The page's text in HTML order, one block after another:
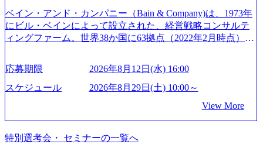
きます。 ※本求人はレバテック株式会社の雇用となりま
す。 ※案件によっては客先に出向いての作業も発生しま
す。 ＜ITコンサルタント＞ Webアプリケーション、SaaS系
模基幹システムにおける最上流のPoC(概念実証)支援から構
想策定、開発マネジメント支援までを一気通貫で担当して
います。 生成AIなどの最新技術とシステムを活用し、顧客
の業務革新と効率化の実現に貢献します。 ＜PL/PM＞ 顧客
の要望を深くヒアリングし、企画構想からアジャイル開発
による開発支援までを一気通貫で推進していただきます。
プロジェクト提案・推進の中核として、企画・要件定義か
ry-safety-network)（公共サービス） カルビー：SAP HANAの
導入で基幹システムを刷新 (https://www.accenture.com/jp-ja/ca
se-studies/consumer-goods-services/calbee)（消費財・サービ
る 日本では2.3万人以上の従業員を擁しており(会計系BIG4
を上回る規模感)、営業利益率も約15％と驚異的な数字とな
を遂げていることから、今後も高い成長が見込まれる 多く
の技術者を抱えており、アビームコンサルティングに続い
て日本国内2番目にSAP認定コンサルタント制度の有資格者
数が多く、特にIT領域に強みを持つ グローバルのポジショ
資格も保有、さまざまな業界・業種でのプロジェクト実績
と蓄積されたノウハウを基に独自の方法論やテンプレート
を開発し、それらを活用してお客様に最適なSAPコンサル
ティングサービスを提供する https://storage.googleapis.com/our
96dc8f2-7d54-42b9-a7ae-8c532c52d3d8_1200x678.webp アビー
ムコンサルティング会社資料 (https://www.abeam.com/content/
dam/abeam/jp/ja/about/company/ABeamConsultingCompanyProfil
e_jpn_4.pdf) 『SAP AWARD OF EXCELLENCE 2024』にお
ルティング、社員の健康改善を支援 食事・睡眠など可視
ベイン・アンド・カンパニー（Bain & Company)は、1973年
にビル・ベインによって設立された、経営戦略コンサルテ
ィングファーム。世界38か国に63拠点（2022年2月時点）、
アントにお届けするのは単なるレポートではなく、『結
果』である。」この原則のもと、ベインは1973年に創業さ
れた。クライアントが不確かな未来の中、競争に勝てるよ
に、提言を具体的な行動に落とし込んでいる。 徹底した
「結果主義」を標榜。クライアントのフルポテンシャル実
現を目標に、具体的に目に見える成果を出すことを信条と
応募期限
2026年8月12日(水) 16:00
スケジュール
2026年8月29日(土) 10:00～
View More
特別選考会・ セミナーの一覧へ